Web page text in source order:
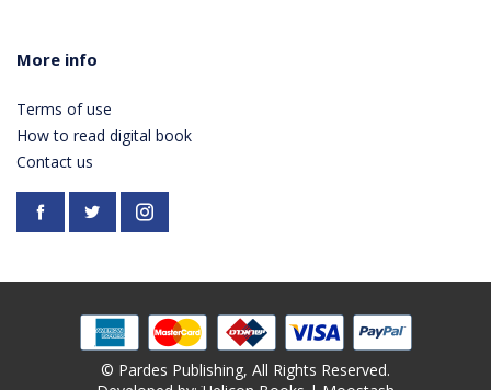
More info
Terms of use
How to read digital book
Contact us
Facebookhttps://twitter.com/PardesPublish
Instagram
© Pardes Publishing, All Rights Reserved.